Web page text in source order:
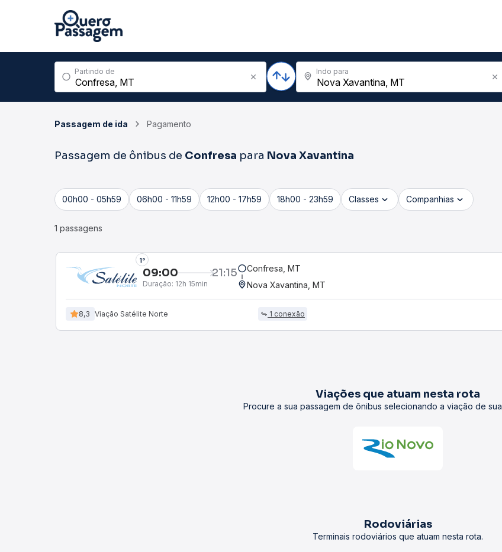
Partindo de Indo para
Passagem de ida Pagamento
Passagem de ônibus de Confresa para Nova Xavantina
00h00 - 05h59 06h00 - 11h59 12h00 - 17h59 18h00 - 23h59 Classes Companhias
1 passagens
2°
09:00 21:15
Duração: 12h 15min
Confresa, MT
Nova Xavantina, MT
8,3 Viação Rio Novo 1 conexão
Viações que atuam nesta rota
Procure a sua passagem de ônibus selecionando a viação de
Rodoviárias
Terminais rodoviários que atuam nesta rota.